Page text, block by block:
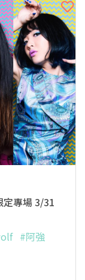
專場 3/31
#阿強